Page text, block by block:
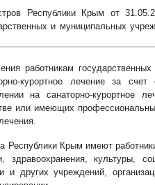
Республики Крым от
и муниципальных
работникам
курортное лечение за счет
на санаторно-курортное
или имеющих
Республики Крым имеют
культуры,
других учреждений,